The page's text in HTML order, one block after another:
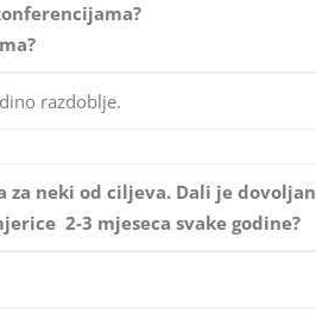
razdoblje.
za neki od ciljeva. Dali je dovoljan
2-3 mjeseca svake godine?